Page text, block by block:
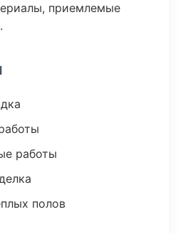
приемлемые
работы
полов